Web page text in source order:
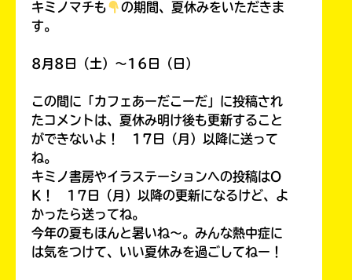
キミノマチも
の期間、夏休みをいただきま
す。
8月8日（土）～16日（日）
この間に「カフェあーだこーだ」に投稿され
たコメントは、夏休み明け後も更新すること
ができないよ！ 17日（月）以降に送って
ね。
キミノ書房やイラステーションへの投稿はO
K！ 17日（月）以降の更新になるけど、よ
かったら送ってね。
今年の夏もほんと暑いね～。みんな熱中症に
は気をつけて、いい夏休みを過ごしてねー！